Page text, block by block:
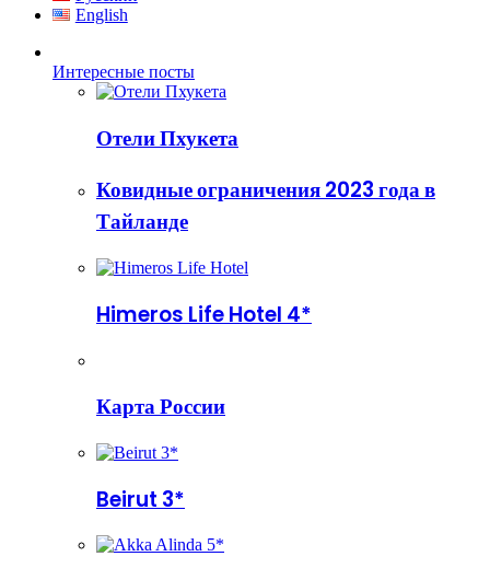
English
Интересные посты
Отели Пхукета
Ковидные ограничения 2023 года в
Тайланде
Himeros Life Hotel 4*
Карта России
Beirut 3*